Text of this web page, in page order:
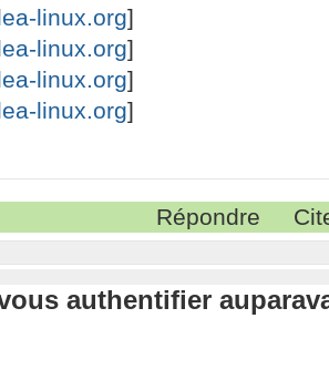
linux.org]
linux.org]
linux.org]
linux.org]
Répondre
authentifier